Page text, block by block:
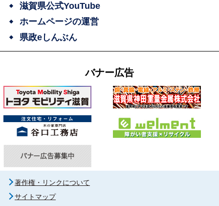
滋賀県公式YouTube
ホームページの運営
県政eしんぶん
バナー広告
著作権・リンクについて
サイトマップ